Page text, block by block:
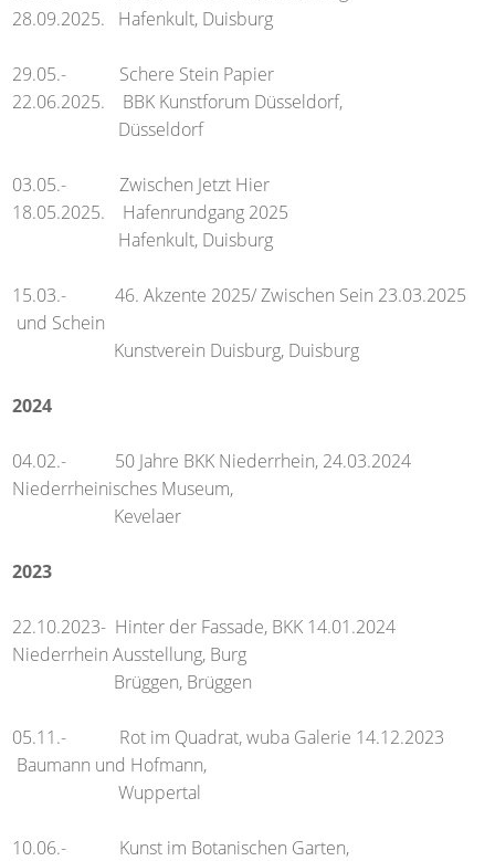
28.09.2025. Hafenkult, Duisburg
29.05.- Schere Stein Papier
22.06.2025. BBK Kunstforum Düsseldorf,
Düsseldorf
03.05.- Zwischen Jetzt Hier
18.05.2025. Hafenrundgang 2025
Hafenkult, Duisburg
15.03.- 46. Akzente 2025/ Zwischen Sein 23.03.2025
und Schein
Kunstverein Duisburg, Duisburg
2024
04.02.- 50 Jahre BKK Niederrhein, 24.03.2024
Niederrheinisches Museum,
Kevelaer
2023
22.10.2023- Hinter der Fassade, BKK 14.01.2024
Niederrhein Ausstellung, Burg
Brüggen, Brüggen
05.11.- Rot im Quadrat, wuba Galerie 14.12.2023
Baumann und Hofmann,
Wuppertal
10.06.- Kunst im Botanischen Garten,